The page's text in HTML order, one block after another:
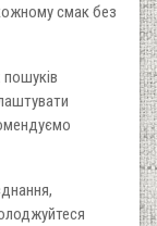
смак без